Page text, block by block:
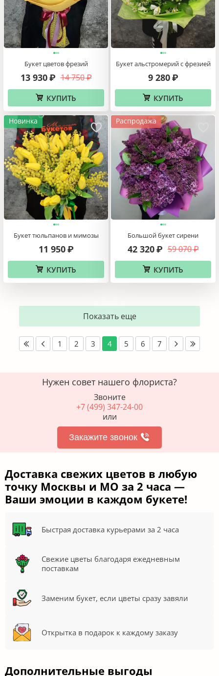
Букет цветов фрезий
14 750 ₽
13 930 ₽
КУПИТЬ
Букет альстромерий с фрезией
9 280 ₽
КУПИТЬ
Новинка
Букет тюльпанов и мимозы
11 950 ₽
КУПИТЬ
Распродажа
Большой букет сирени
59 070 ₽
42 320 ₽
КУПИТЬ
Показать еще
1 2 3 4 5 6 7
Нужен совет нашего флориста?
Звоните
+7 (499) 347-24-00
или
Закажите звонок
Доставка свежих цветов в любую
точку Москвы и МО за 2 часа —
Ваши эмоции в каждом букете!
Быстрая доставка курьерами за 2 часа
Свежие цветы благодаря ежедневным
поставкам
Заменим букет, если цветы сразу завяли
Открытка в подарок к каждому заказу
Дополнительные выгоды